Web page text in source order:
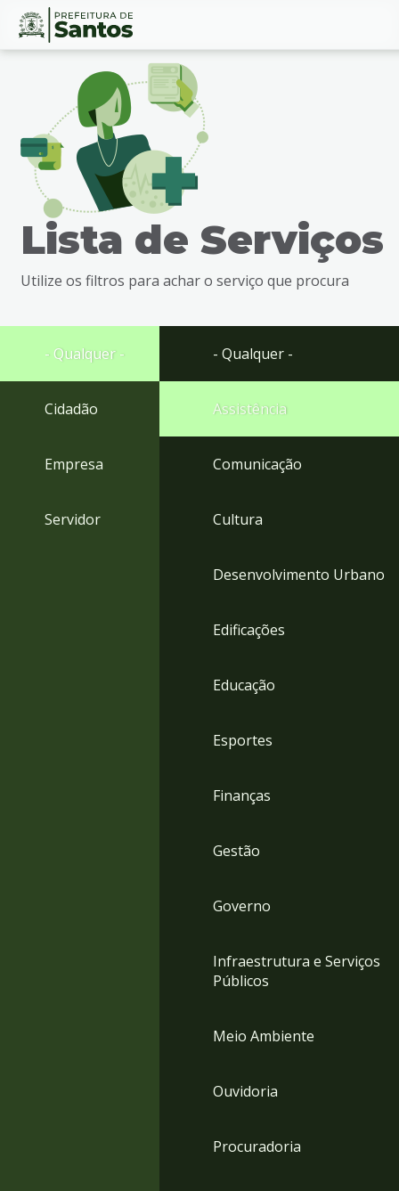
Ir
busca
Ir
rodapé
Conteúdo
Lista de Serviços
Utilize os filtros para achar o serviço que procura
- Qualquer -
Cidadão
Empresa
Servidor
- Qualquer -
Assistência
Comunicação
Cultura
Desenvolvimento Urbano
Edificações
Educação
Esportes
Finanças
Gestão
Governo
Infraestrutura e Serviços
Públicos
Meio Ambiente
Ouvidoria
Procuradoria